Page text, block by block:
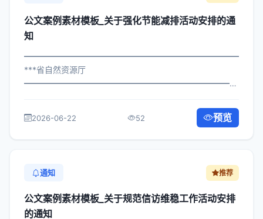
公文案例素材模板_关于强化节能减排活动安排的通
知
***省自然资源厅
属机构： 为深入贯彻落实习近平总...
2026-06-22 52 预览
通知 推荐
公文案例素材模板_关于规范信访维稳工作活动安排
的通知